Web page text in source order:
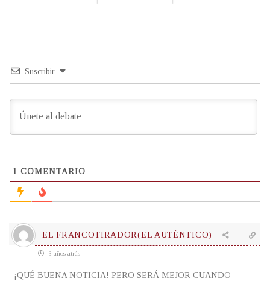
Suscribir
1 COMENTARIO
EL FRANCOTIRADOR(EL AUTÉNTICO)
3 años atrás
¡QUÉ BUENA NOTICIA! PERO SERÁ MEJOR CUANDO